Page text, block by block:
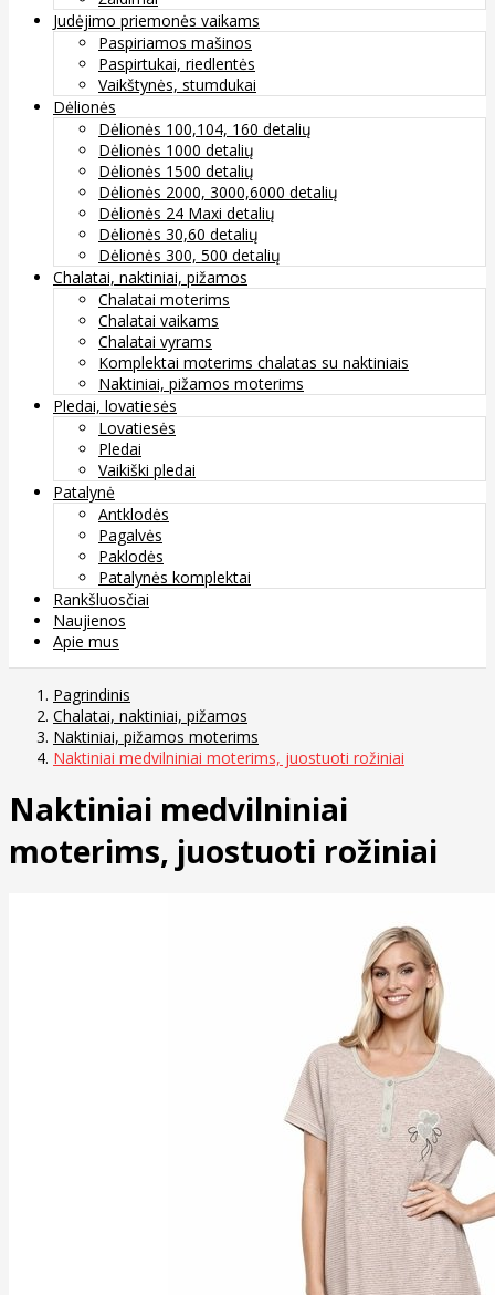
Judėjimo priemonės vaikams
Paspiriamos mašinos
Paspirtukai, riedlentės
Vaikštynės, stumdukai
Dėlionės
Dėlionės 100,104, 160 detalių
Dėlionės 1000 detalių
Dėlionės 1500 detalių
Dėlionės 2000, 3000,6000 detalių
Dėlionės 24 Maxi detalių
Dėlionės 30,60 detalių
Dėlionės 300, 500 detalių
Chalatai, naktiniai, pižamos
Chalatai moterims
Chalatai vaikams
Chalatai vyrams
Komplektai moterims chalatas su naktiniais
Naktiniai, pižamos moterims
Pledai, lovatiesės
Lovatiesės
Pledai
Vaikiški pledai
Patalynė
Antklodės
Pagalvės
Paklodės
Patalynės komplektai
Rankšluosčiai
Naujienos
Apie mus
Pagrindinis
Chalatai, naktiniai, pižamos
Naktiniai, pižamos moterims
Naktiniai medvilniniai moterims, juostuoti rožiniai
Naktiniai medvilniniai
moterims, juostuoti rožiniai